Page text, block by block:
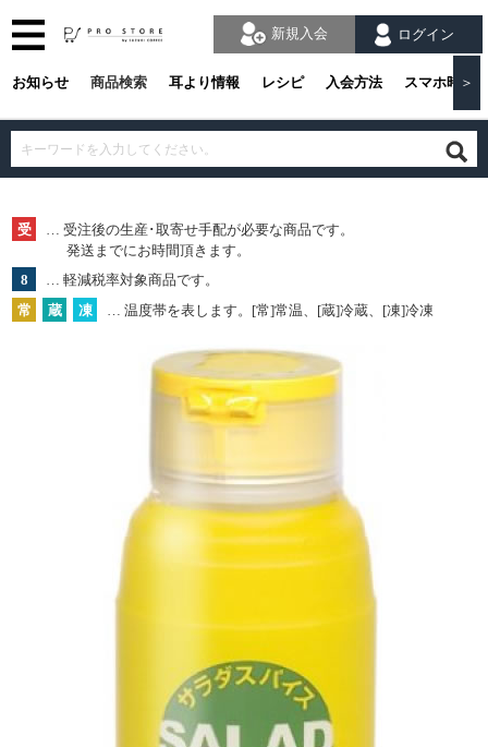
お知らせ 商品検索 耳より情報 レシピ 入会方法 スマホ時の
＞
ログイン
新規入会
受
… 受注後の生産･取寄せ手配が必要な商品です。
発送までにお時間頂きます。
8
… 軽減税率対象商品です。
常
蔵 凍 … 温度帯を表します。[常]常温、[蔵]冷蔵、[凍]冷凍